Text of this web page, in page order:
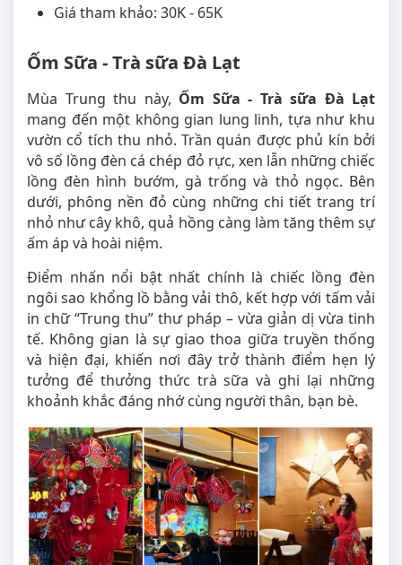
Giá tham khảo: 30K - 65K
Ốm Sữa - Trà sữa Đà Lạt
Mùa Trung thu này, Ốm Sữa - Trà sữa Đà Lạt
mang đến một không gian lung linh, tựa như khu
vườn cổ tích thu nhỏ. Trần quán được phủ kín bởi
vô số lồng đèn cá chép đỏ rực, xen lẫn những chiếc
lồng đèn hình bướm, gà trống và thỏ ngọc. Bên
dưới, phông nền đỏ cùng những chi tiết trang trí
nhỏ như cây khô, quả hồng càng làm tăng thêm sự
ấm áp và hoài niệm.
Điểm nhấn nổi bật nhất chính là chiếc lồng đèn
ngôi sao khổng lồ bằng vải thô, kết hợp với tấm vải
in chữ “Trung thu” thư pháp – vừa giản dị vừa tinh
tế. Không gian là sự giao thoa giữa truyền thống
và hiện đại, khiến nơi đây trở thành điểm hẹn lý
tưởng để thưởng thức trà sữa và ghi lại những
khoảnh khắc đáng nhớ cùng người thân, bạn bè.